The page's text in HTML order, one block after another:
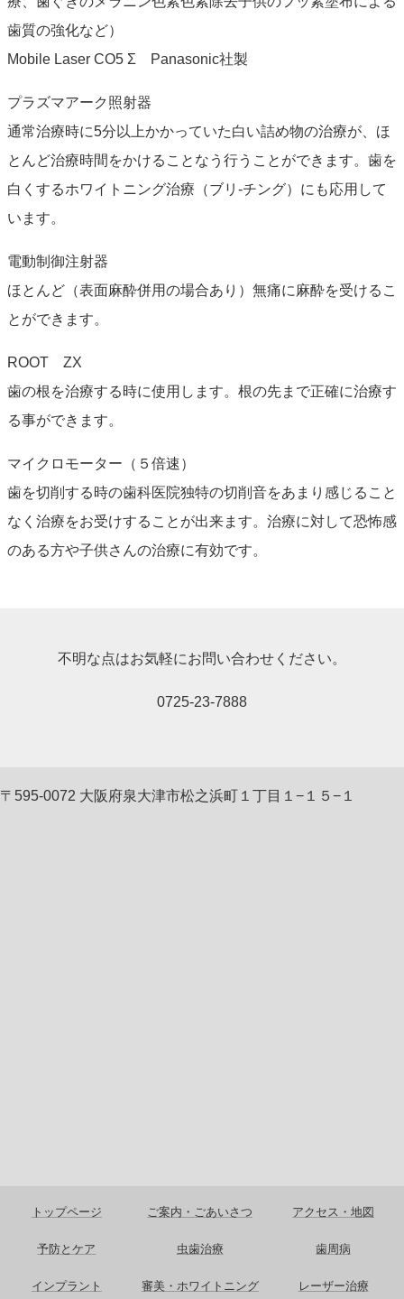
歯質の強化など）
Mobile Laser CO5 Σ Panasonic社製
プラズマアーク照射器
通常治療時に5分以上かかっていた白い詰め物の治療が、ほ
とんど治療時間をかけることなう行うことができます。歯を
白くするホワイトニング治療（ブリ-チング）にも応用して
います。
電動制御注射器
ほとんど（表面麻酔併用の場合あり）無痛に麻酔を受けるこ
とができます。
ROOT ZX
歯の根を治療する時に使用します。根の先まで正確に治療す
る事ができます。
マイクロモーター（５倍速）
歯を切削する時の歯科医院独特の切削音をあまり感じること
なく治療をお受けすることが出来ます。治療に対して恐怖感
のある方や子供さんの治療に有効です。
不明な点はお気軽にお問い合わせください。
0725-23-7888
〒595-0072 大阪府泉大津市松之浜町１丁目１−１５−１
トップページ ご案内・ごあいさつ アクセス・地図
予防とケア 虫歯治療 歯周病
インプラント 審美・ホワイトニング レーザー治療